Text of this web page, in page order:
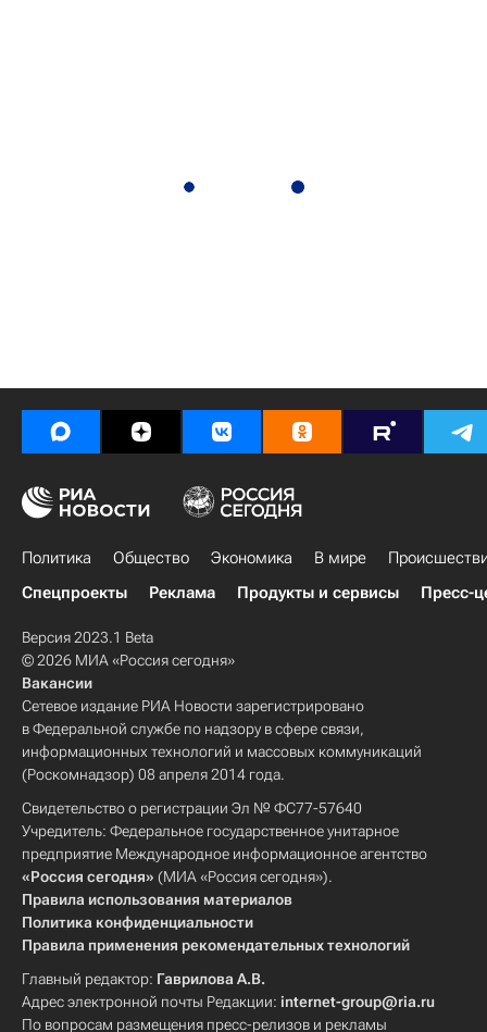
Политика Общество Экономика В мире
Спецпроекты
Реклама Продукты и сервисы Пресс-
Версия 2023.1 Beta
© 2026 МИА «Россия сегодня»
Вакансии
Сетевое издание РИА Новости зарегистрировано
в Федеральной службе по надзору в сфере связи,
информационных технологий и массовых коммуникаций
(Роскомнадзор) 08 апреля 2014 года.
Свидетельство о регистрации Эл № ФС77-57640
Учредитель: Федеральное государственное унитарное
предприятие Международное информационное агентство
«Россия сегодня» (МИА «Россия сегодня»).
Правила использования материалов
Политика конфиденциальности
Правила применения рекомендательных технологий
Главный редактор: Гаврилова А.В.
Адрес электронной почты Редакции: internet-group@ria.ru
По вопросам размещения пресс-релизов и рекламы